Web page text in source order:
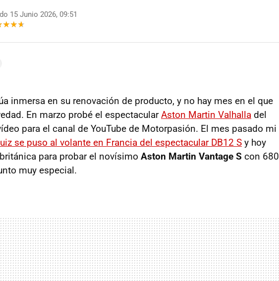
15 Junio 2026, 09:51
inmersa en su renovación de producto, y no hay mes en el que
En marzo probé el espectacularAston Martin Valhalla del
para el canal de YouTube de Motorpasión. El mes pasado mi
se puso al volante en Francia del espectacular DB12 S y hoy
para probar el novísimo Aston Martin Vantage S con 680
muy especial.